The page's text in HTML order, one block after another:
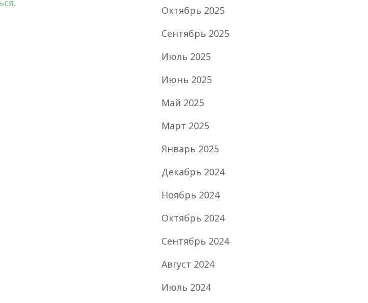
.
Октябрь 2025
Сентябрь 2025
Июль 2025
Июнь 2025
Май 2025
Март 2025
Январь 2025
Декабрь 2024
Ноябрь 2024
Октябрь 2024
Сентябрь 2024
Август 2024
Июль 2024